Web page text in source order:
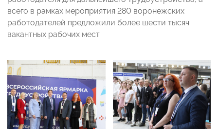
всего в рамках мероприятия 280 воронежских
работодателей предложили более шести тысяч
вакантных рабочих мест.